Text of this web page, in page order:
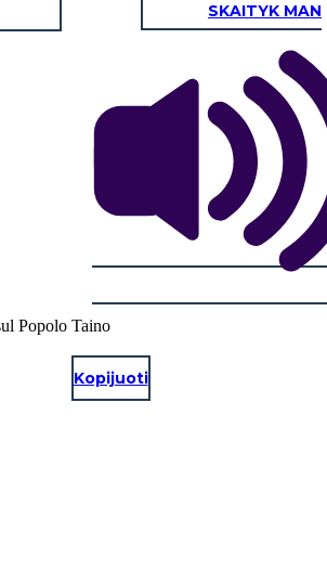
SKAITYK MAN
Kopijuoti